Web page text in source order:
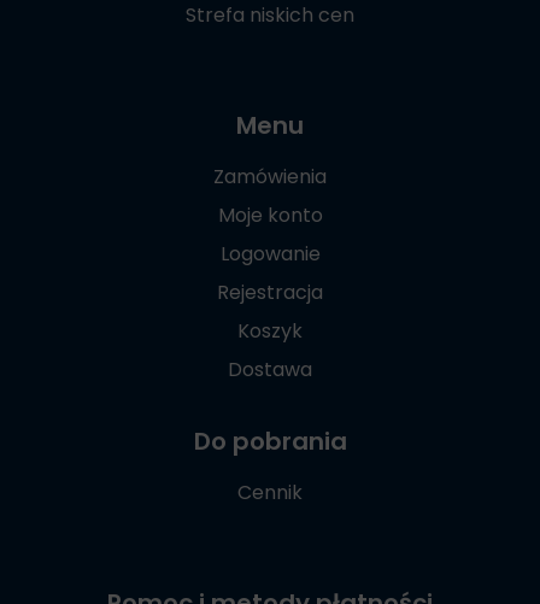
Strefa niskich cen
Menu
Zamówienia
Moje konto
Logowanie
Rejestracja
Koszyk
Dostawa
Do pobrania
Cennik